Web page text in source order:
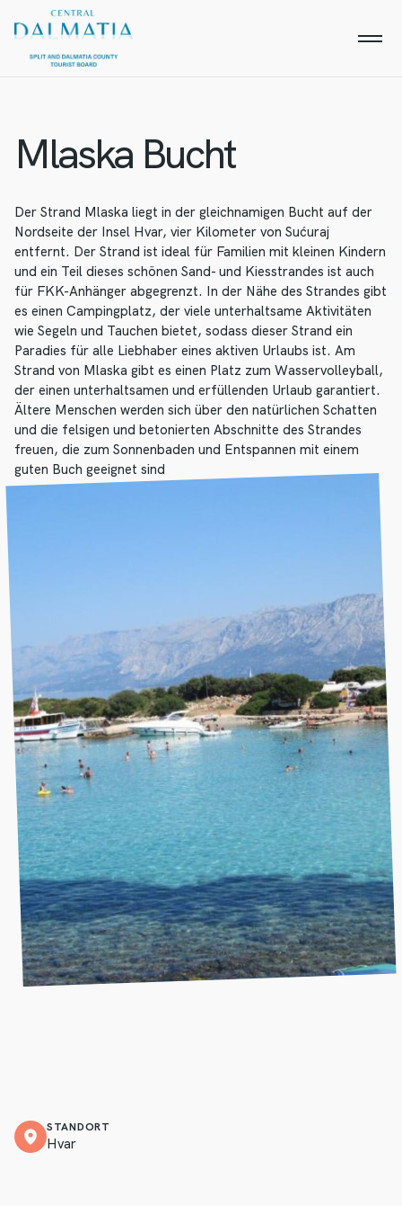
Mlaska Bucht
Der Strand Mlaska liegt in der gleichnamigen Bucht auf der
Nordseite der Insel Hvar, vier Kilometer von Sućuraj
entfernt. Der Strand ist ideal für Familien mit kleinen Kindern
und ein Teil dieses schönen Sand- und Kiesstrandes ist auch
für FKK-Anhänger abgegrenzt. In der Nähe des Strandes gibt
es einen Campingplatz, der viele unterhaltsame Aktivitäten
wie Segeln und Tauchen bietet, sodass dieser Strand ein
Paradies für alle Liebhaber eines aktiven Urlaubs ist. Am
Strand von Mlaska gibt es einen Platz zum Wasservolleyball,
der einen unterhaltsamen und erfüllenden Urlaub garantiert.
Ältere Menschen werden sich über den natürlichen Schatten
und die felsigen und betonierten Abschnitte des Strandes
freuen, die zum Sonnenbaden und Entspannen mit einem
guten Buch geeignet sind
STANDORT
Hvar